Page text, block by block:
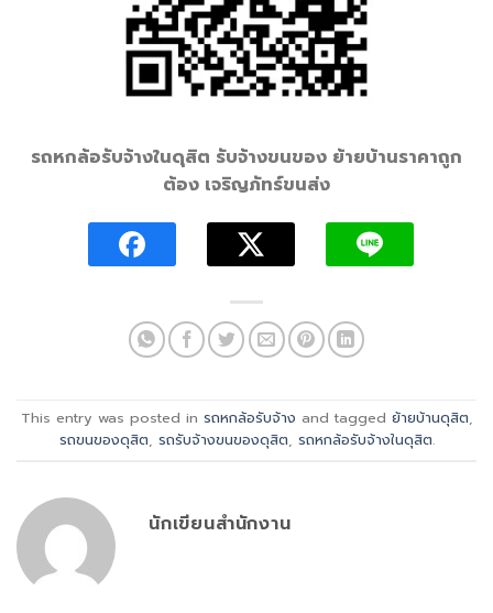
รถหกล้อรับจ้างในดุสิต รับจ้างขนของ ย้ายบ้านราคาถูก
ต้อง เจริญภัทร์ขนส่ง
This entry was posted in รถหกล้อรับจ้าง and tagged ย้ายบ้านดุสิต,
รถขนของดุสิต, รถรับจ้างขนของดุสิต, รถหกล้อรับจ้างในดุสิต.
นักเขียนสำนักงาน